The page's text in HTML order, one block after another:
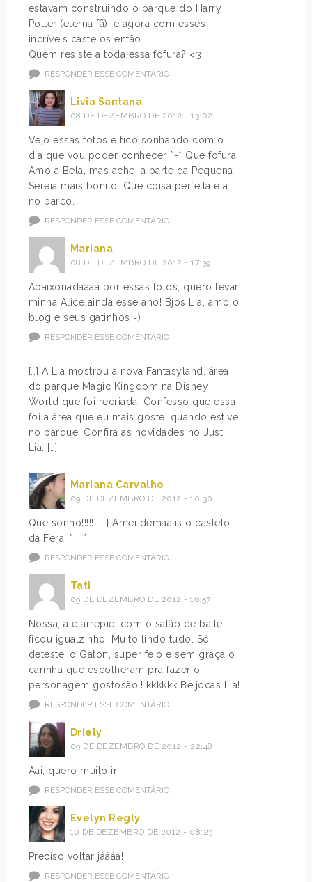
estavam construindo o parque do Harry
Potter (eterna fã), e agora com esses
incríveis castelos então.
Quem resiste a toda essa fofura? <3
RESPONDER ESSE COMENTÁRIO
Livia Santana
08 DE DEZEMBRO DE 2012 - 13:02
Vejo essas fotos e fico sonhando com o
dia que vou poder conhecer *-* Que fofura!
Amo a Bela, mas achei a parte da Pequena
Sereia mais bonito. Que coisa perfeita ela
no barco.
RESPONDER ESSE COMENTÁRIO
Mariana
08 DE DEZEMBRO DE 2012 - 17:39
Apaixonadaaaa por essas fotos, quero levar
minha Alice ainda esse ano! Bjos Lia, amo o
blog e seus gatinhos =)
RESPONDER ESSE COMENTÁRIO
[…] A Lia mostrou a nova Fantasyland, área
do parque Magic Kingdom na Disney
World que foi recriada. Confesso que essa
foi a área que eu mais gostei quando estive
no parque! Confira as novidades no Just
Lia. […]
Mariana Carvalho
09 DE DEZEMBRO DE 2012 - 10:30
Que sonho!!!!!!!! :} Amei demaaiis o castelo
da Fera!!*__*
RESPONDER ESSE COMENTÁRIO
Tati
09 DE DEZEMBRO DE 2012 - 16:57
Nossa, até arrepiei com o salão de baile…
ficou igualzinho! Muito lindo tudo. Só
detestei o Gaton, super feio e sem graça o
carinha que escolheram pra fazer o
personagem gostosão!! kkkkkk Beijocas Lia!
RESPONDER ESSE COMENTÁRIO
Driely
09 DE DEZEMBRO DE 2012 - 22:48
Aai, quero muito ir!
RESPONDER ESSE COMENTÁRIO
Evelyn Regly
10 DE DEZEMBRO DE 2012 - 08:23
Preciso voltar jáááá!
RESPONDER ESSE COMENTÁRIO